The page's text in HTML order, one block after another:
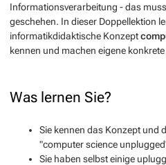
Informationsverarbeitung - das
geschehen. In dieser Doppellektion
informatikdidaktische Konzept
kennen und machen eigene
Was lernen Sie?
Sie kennen das Konzept und
"computer science
Sie haben selbst einige